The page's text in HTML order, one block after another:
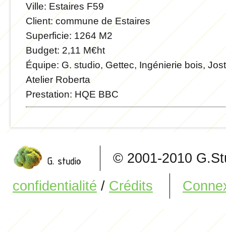
Ville: Estaires F59
Client:commune de Estaires
Superficie:1264 M2
Budget:2,11 M€ht
Équipe: G. studio, Gettec, Ingénierie bois,
Atelier Roberta
Prestation: HQE BBC
© 2001-2010
confidentialité / Crédits